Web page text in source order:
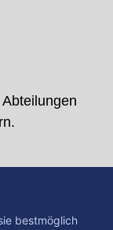
bestmöglich